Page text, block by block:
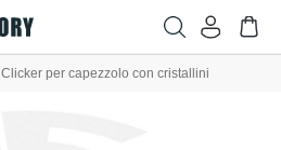
Clicker per capezzolo con cristallini